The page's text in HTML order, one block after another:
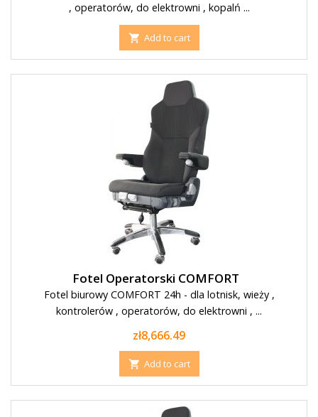
, operatorów, do elektrowni , kopalń ...
 Add to cart
Fotel Operatorski COMFORT
Fotel biurowy COMFORT 24h - dla lotnisk, wieży ,
kontrolerów , operatorów, do elektrowni , ...
Price
zł8,666.49
 Add to cart